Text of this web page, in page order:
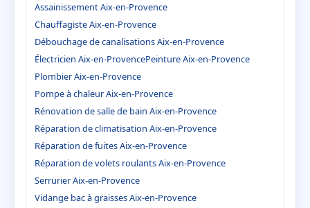
Assainissement Aix-en-Provence
Chauffagiste Aix-en-Provence
Débouchage de canalisations Aix-en-Provence
Électricien Aix-en-ProvencePeinture Aix-en-Provence
Plombier Aix-en-Provence
Pompe à chaleur Aix-en-Provence
Rénovation de salle de bain Aix-en-Provence
Réparation de climatisation Aix-en-Provence
Réparation de fuites Aix-en-Provence
Réparation de volets roulants Aix-en-Provence
Serrurier Aix-en-Provence
Vidange bac à graisses Aix-en-Provence